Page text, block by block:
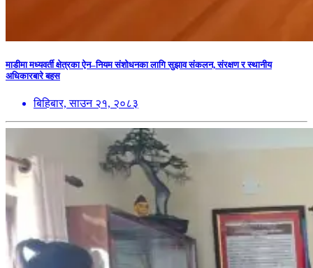
माडीमा मध्यवर्ती क्षेत्रका ऐन–नियम संशोधनका लागि सुझाव संकलन, संरक्षण र स्थानीय
अधिकारबारे बहस
बिहिबार, साउन २१, २०८३